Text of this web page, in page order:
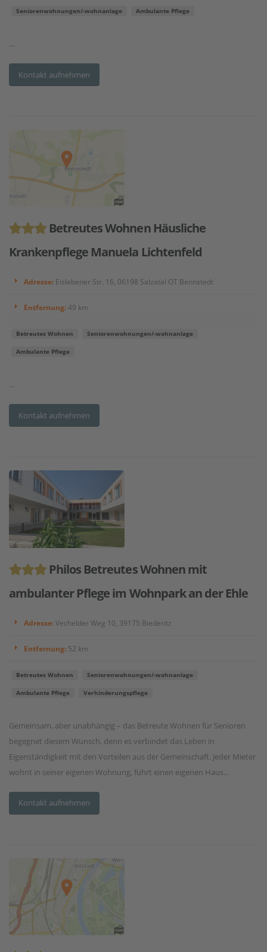
Seniorenwohnungen/-wohnanlage Ambulante Pflege
...
Kontakt aufnehmen
Betreutes Wohnen Häusliche
Krankenpflege Manuela Lichtenfeld
Adresse: Eislebener Str. 16, 06198 Salzatal OT Bennstedt
Entfernung:49 km
Betreutes Wohnen Seniorenwohnungen/-wohnanlage
Ambulante Pflege
...
Kontakt aufnehmen
Philos Betreutes Wohnen mit
ambulanter Pflege im Wohnpark an der Ehle
Adresse:Vechelder Weg 10, 39175 Biederitz
Entfernung: 52 km
Betreutes Wohnen Seniorenwohnungen/-wohnanlage
Ambulante Pflege Verhinderungspflege
Gemeinsam, aber unabhängig – das Betreute Wohnen für Senioren
begegnet diesem Wunsch, denn es verbindet das Leben in
Eigenständigkeit mit den Vorteilen aus der Gemeinschaft. Jeder Mieter
wohnt in seiner eigenen Wohnung, führt einen eigenen Haus...
Kontakt aufnehmen